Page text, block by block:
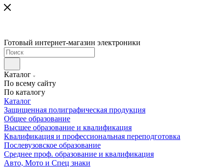
Готовый интернет-магазин электроники
Каталог
По всему сайту
По каталогу
Каталог
Защищенная полиграфическая продукция
Общее образование
Высшее образование и квалификация
Квалификация и профессиональная переподготовка
Послевузовское образование
Среднее проф. образование и квалификация
Авто, Мото и Спец знаки